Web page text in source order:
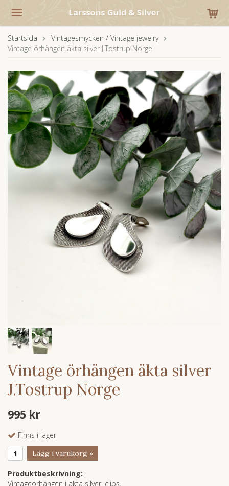
Startsida
Vintagesmycken / Vintage jewelry
Vintage örhängen äkta silver J.Tostrup Norge
Vintage örhängen äkta silver
J.Tostrup Norge
995 kr
Finns i lager
Lägg i varukorg »
Produktbeskrivning:
Vintageörhängen i äkta silver, clips.